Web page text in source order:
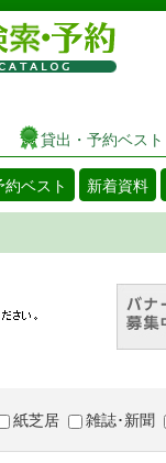
図
貸出・予約ベスト
ベスト 新着資料
できます。 広
紙芝居 雑誌･新聞